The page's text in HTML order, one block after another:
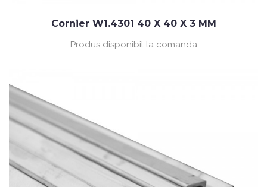
Cornier W1.4301 40 X 40 X 3 MM
Produs disponibil la comanda